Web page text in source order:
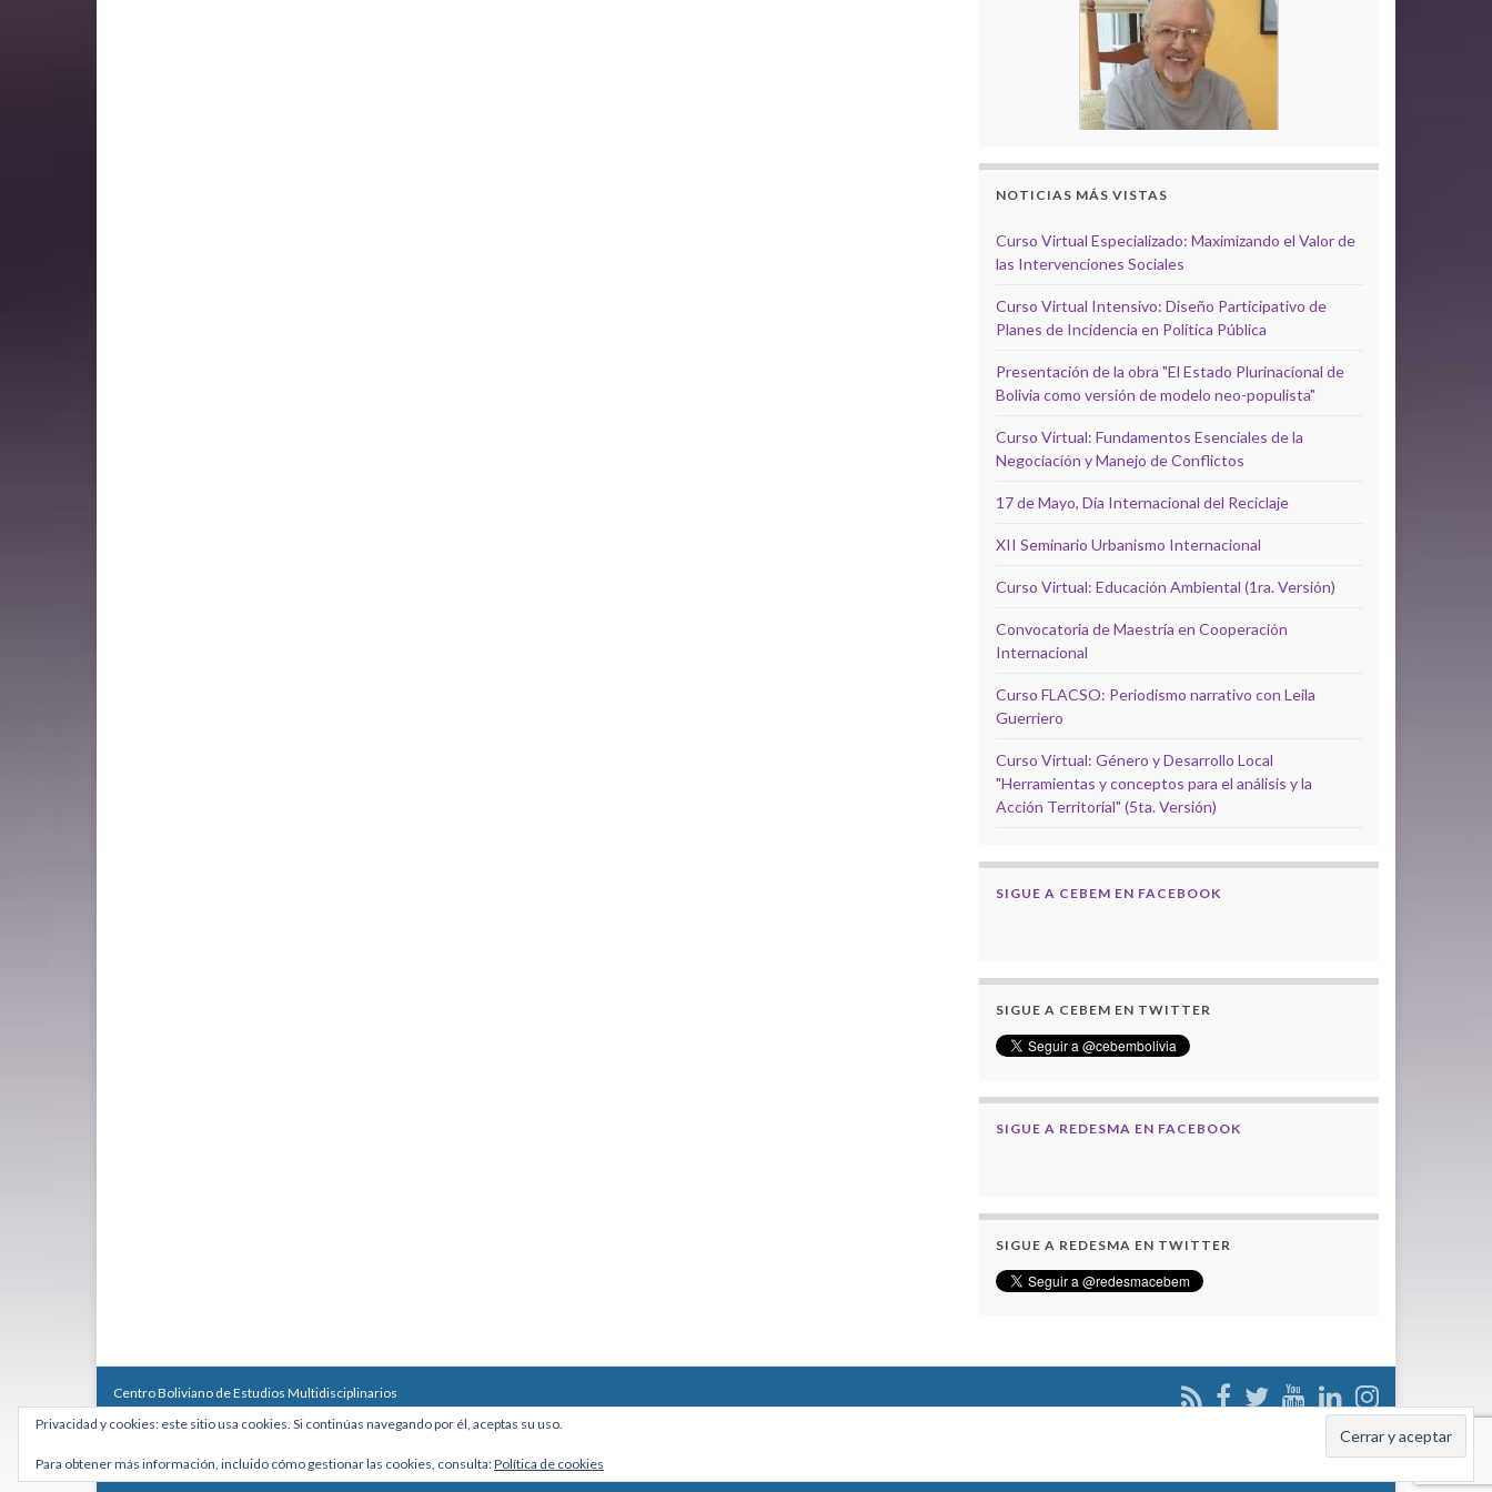
NOTICIAS MÁS VISTAS
Curso Virtual Especializado: Maximizando el Valor de
las Intervenciones Sociales
Curso Virtual Intensivo: Diseño Participativo de
Planes de Incidencia en Política Pública
Presentación de la obra "El Estado Plurinacional de
Bolivia como versión de modelo neo-populista"
Curso Virtual: Fundamentos Esenciales de la
Negociación y Manejo de Conflictos
17 de Mayo, Día Internacional del Reciclaje
XII Seminario Urbanismo Internacional
Curso Virtual: Educación Ambiental (1ra. Versión)
Convocatoria de Maestría en Cooperación
Internacional
Curso FLACSO: Periodismo narrativo con Leila
Guerriero
Curso Virtual: Género y Desarrollo Local
"Herramientas y conceptos para el análisis y la
Acción Territorial" (5ta. Versión)
SIGUE A CEBEM EN FACEBOOK
SIGUE A CEBEM EN TWITTER
SIGUE A REDESMA EN FACEBOOK
SIGUE A REDESMA EN TWITTER
Centro Boliviano de Estudios Multidisciplinarios
Calle Macario Pinilla # 2588 esq. Av. Arce, Edificio Arcadia, Mezzanine, Of. 101 - La Paz, Bolivia
Teléfono: +591 2431818 - Celular: +591 73027636
Hecho con
por Graphene Themes.
Privacidad y cookies: este sitio usa cookies. Si continúas navegando por él, aceptas su uso.
Para obtener más información, incluido cómo gestionar las cookies, consulta:Política de cookies